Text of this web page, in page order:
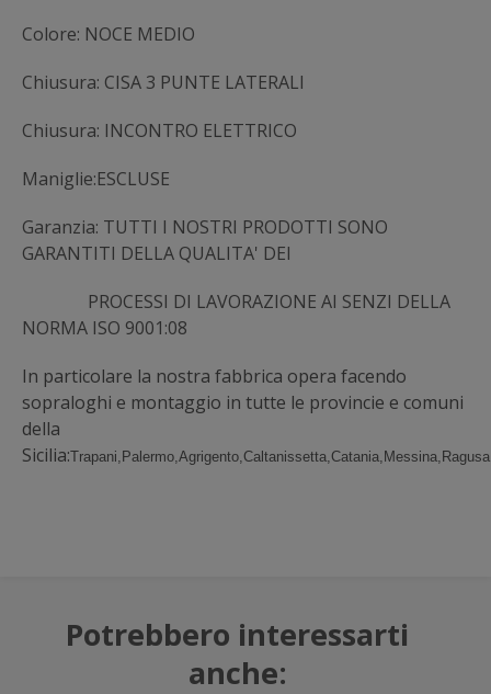
Colore: NOCE MEDIO
Chiusura: CISA 3 PUNTE LATERALI
Chiusura: INCONTRO ELETTRICO
Maniglie:ESCLUSE
Garanzia: TUTTI I NOSTRI PRODOTTI SONO
GARANTITI DELLA QUALITA' DEI
PROCESSI DI LAVORAZIONE AI SENZI DELLA
NORMA ISO 9001:08
In particolare la nostra fabbrica opera facendo
sopraloghi e montaggio in tutte le provincie e comuni
della
Sicilia:
Potrebbero interessarti
anche: